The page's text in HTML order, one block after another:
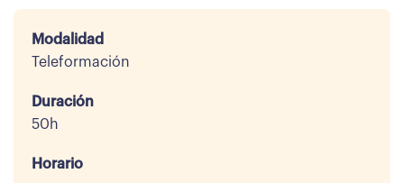
Modalidad
Teleformación
Duración
50h
Horario